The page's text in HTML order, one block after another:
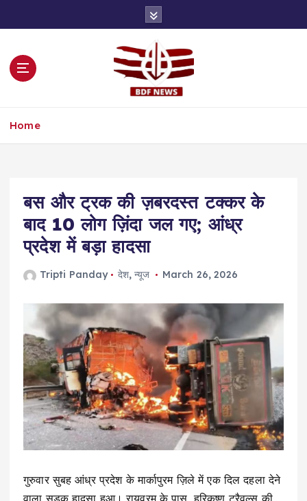
Home
बस और ट्रक की ज़बरदस्त टक्कर के
बाद 10 लोग ज़िंदा जल गए; आंध्र
प्रदेश में बड़ा हादसा
Tripti Panday देश,न्यूज March 26, 2026
गुरुवार सुबह आंध्र प्रदेश के मार्कापुरम ज़िले में एक दिल दहला देने